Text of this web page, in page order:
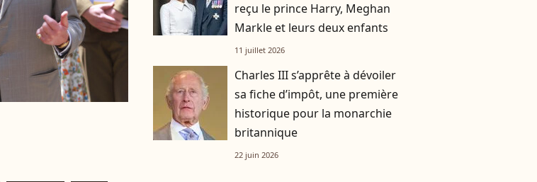
reçu le prince Harry, Meghan
Markle et leurs deux enfants
11 juillet 2026
Charles III s’apprête à dévoiler
sa fiche d’impôt, une première
historique pour la monarchie
britannique
22 juin 2026